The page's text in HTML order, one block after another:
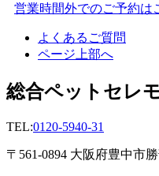
営業時間外でのご予約
よくあるご質問
ページ上部へ
総合ペットセレ
TEL:0120-5940-31
〒561-0894 大阪府豊中市